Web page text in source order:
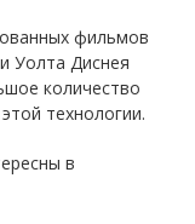
фильмов
Уолта Диснея
количество
технологии.
в